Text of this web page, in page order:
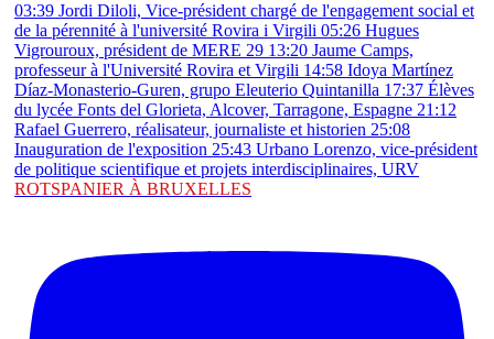
ROTSPANIER À BRUXELLES